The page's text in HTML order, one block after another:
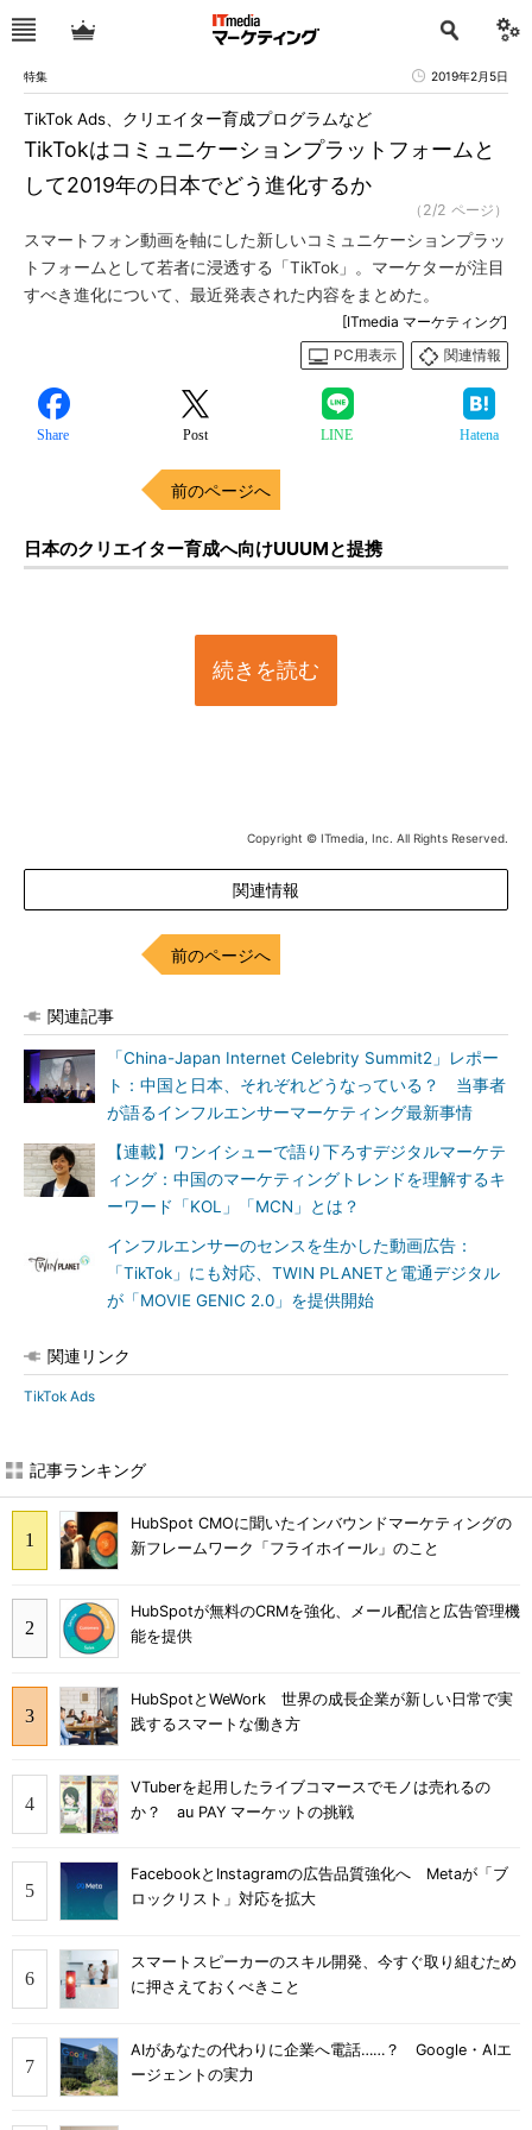
特集 2019年2月5日
TikTokはコミュニケーションプラットフォームと
して2019年の日本でどう進化するか
TikTok Ads、クリエイター育成プログラムなど
（2/2 ページ）
スマートフォン動画を軸にした新しいコミュニケーションプラッ
トフォームとして若者に浸透する「TikTok」。マーケターが注目
すべき進化について、最近発表された内容をまとめた。
[ITmedia マーケティング]
PC用表示
関連情報
Share Post LINE Hatena
前のページへ
日本のクリエイター育成へ向けUUUMと提携
続きを読む
Copyright © ITmedia, Inc. All Rights Reserved.
関連情報
前のページへ
関連記事
「China-Japan Internet Celebrity Summit2」レポー
ト：中国と日本、それぞれどうなっている？ 当事者
が語るインフルエンサーマーケティング最新事情
【連載】ワンイシューで語り下ろすデジタルマーケテ
ィング：中国のマーケティングトレンドを理解するキ
ーワード「KOL」「MCN」とは？
インフルエンサーのセンスを生かした動画広告：
「TikTok」にも対応、TWIN PLANETと電通デジタル
が「MOVIE GENIC 2.0」を提供開始
関連リンク
TikTok Ads
記事ランキング
HubSpot CMOに聞いたインバウンドマーケティングの
新フレームワーク「フライホイール」のこと
HubSpotが無料のCRMを強化、メール配信と広告管理機
能を提供
HubSpotとWeWork 世界の成長企業が新しい日常で実
践するスマートな働き方
VTuberを起用したライブコマースでモノは売れるの
か？ au PAY マーケットの挑戦
FacebookとInstagramの広告品質強化へ Metaが「ブ
ロックリスト」対応を拡大
スマートスピーカーのスキル開発、今すぐ取り組むため
に押さえておくべきこと
AIがあなたの代わりに企業へ電話……？ Google・AIエ
ージェントの実力